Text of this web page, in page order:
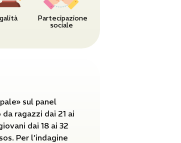
Partecipazione
sociale
sul panel
ragazzi dai 21 ai
dai 18 ai 32
Per l’indagine